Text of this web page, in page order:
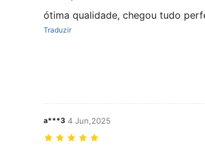
ótima qualidade, chegou tudo
Traduzir
a***3 4 Jun,2025